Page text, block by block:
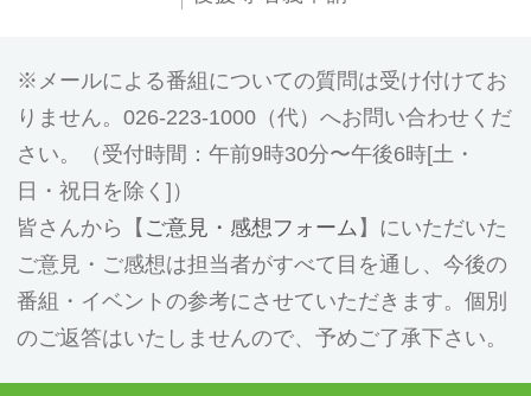
メールによる番組についての質問は受け付けてお
りません。026-223-1000（代）へお問い合わせくだ
さい。（受付時間：午前9時30分〜午後6時[土・
日・祝日を除く]）
皆さんから【 ご意見・感想フォーム 】にいただいた
ご意見・ご感想は担当者がすべて目を通し、今後の
番組・イベントの参考にさせていただきます。個別
のご返答はいたしませんので、予めご了承下さい。